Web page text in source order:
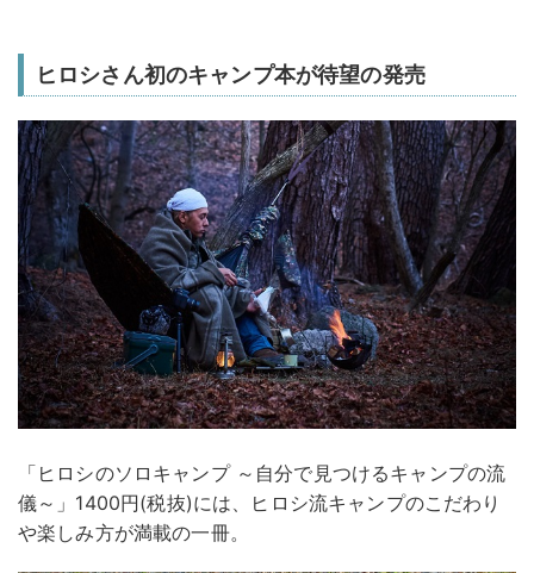
ヒロシさん初のキャンプ本が待望の発売
「ヒロシのソロキャンプ ～自分で見つけるキャンプの流
儀～」1400円(税抜)には、ヒロシ流キャンプのこだわり
や楽しみ方が満載の一冊。